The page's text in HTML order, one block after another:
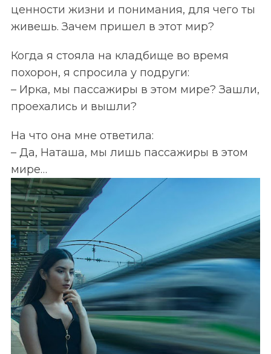
ценности жизни и понимания, для чего ты
живешь. Зачем пришел в этот мир?
Когда я стояла на кладбище во время
похорон, я спросила у подруги:
– Ирка, мы пассажиры в этом мире? Зашли,
проехались и вышли?
На что она мне ответила:
– Да, Наташа, мы лишь пассажиры в этом
мире…